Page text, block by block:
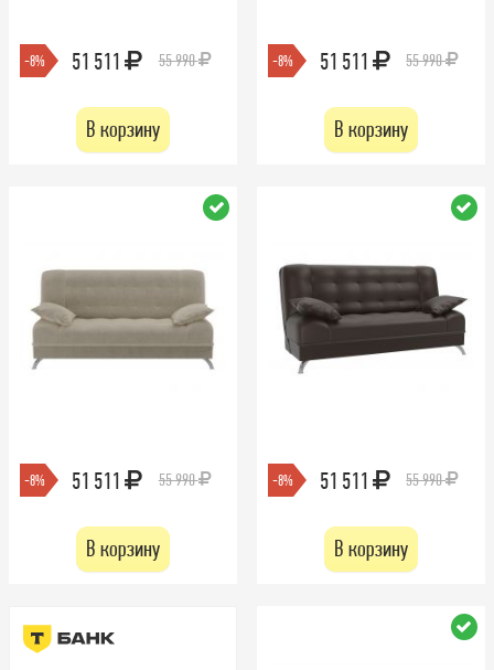
-8% 51 511 55 990
В корзину
-8% 51 511 55 990
В корзину
-8% 51 511 55 990
В корзину
-8% 51 511 55 990
В корзину